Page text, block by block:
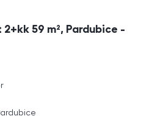
59 m², Pardubice -